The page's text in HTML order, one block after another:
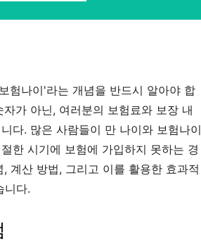
험나이'라는 개념을 반드시 알아야 합
가 아닌, 여러분의 보험료와 보장 내
다. 많은 사람들이 만 나이와 보험나이
한 시기에 보험에 가입하지 못하는 경
계산 방법, 그리고 이를 활용한 효과적
니다.